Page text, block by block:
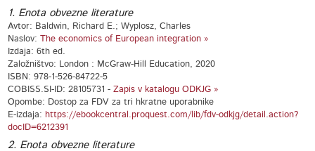
1. Enota obvezne literature
Avtor: Baldwin, Richard E.; Wyplosz, Charles
Naslov:The economics of European integration »
Izdaja: 6th ed.
Založništvo: London : McGraw-Hill Education, 2020
ISBN: 978-1-526-84722-5
COBISS.SI-ID: 28105731 -Zapis v katalogu ODKJG »
Opombe: Dostop za FDV za tri hkratne uporabnike
E-izdaja: https://ebookcentral.proquest.com/lib/fdv-odkjg/detail.action?
docID=6212391
2. Enota obvezne literature